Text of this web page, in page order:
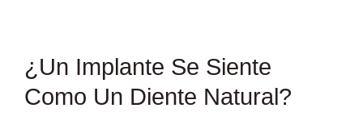
¿Un Implante Se Siente
Como Un Diente Natural?